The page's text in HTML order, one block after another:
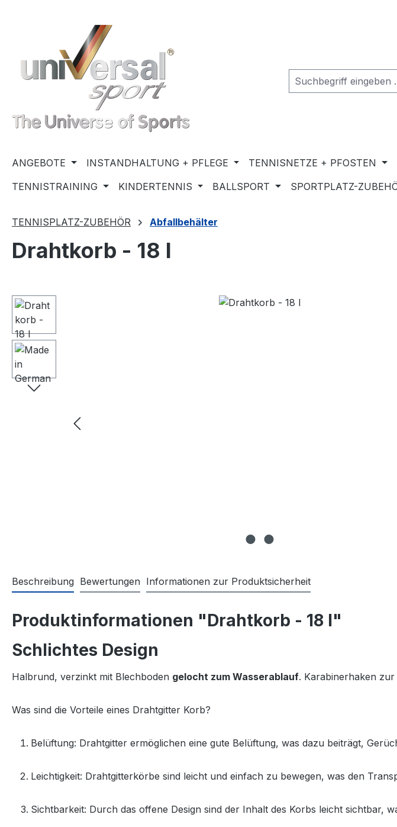
ANGEBOTE INSTANDHALTUNG + PFLEGE TENNISNETZE + PFOSTEN
TENNISTRAINING
KINDERTENNIS BALLSPORT SPORTPLATZ-
TENNISPLATZ-ZUBEHÖR Abfallbehälter
Drahtkorb - 18 l
Bildergalerie überspringen
Beschreibung Bewertungen Informationen zur Produktsicherheit
Produktinformationen "Drahtkorb - 18 l"
Schlichtes Design
Halbrund, verzinkt mit Blechboden gelocht zum Wasserablauf. Karabinerhaken
Was sind die Vorteile eines Drahtgitter Korb?
Belüftung: Drahtgitter ermöglichen eine gute Belüftung, was dazu beiträgt,
Leichtigkeit: Drahtgitterkörbe sind leicht und einfach zu bewegen, was den
Sichtbarkeit: Durch das offene Design sind der Inhalt des Korbs leicht sichtbar,